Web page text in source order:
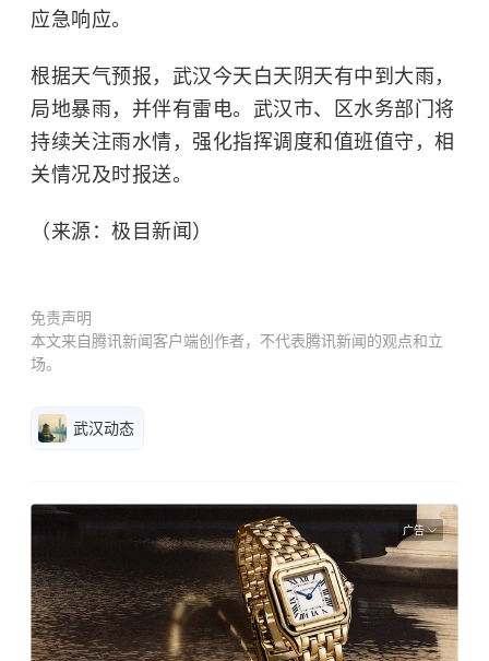
应急响应。
根据天气预报，武汉今天白天阴天有中到大雨，
局地暴雨，并伴有雷电。武汉市、区水务部门将
持续关注雨水情，强化指挥调度和值班值守，相
关情况及时报送。
（来源：极目新闻）
免责声明
本文来自腾讯新闻客户端创作者，不代表腾讯新闻的观点和立
场。
武汉动态
广告